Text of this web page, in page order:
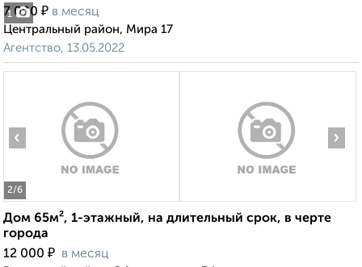
1
7 000 ₽ в месяц
Центральный район, Мира 17
Агентство, 13.05.2022
2/6
‹ ›
Дом 65м², 1-этажный, на длительный срок, в черте
города
12 000 ₽ в месяц